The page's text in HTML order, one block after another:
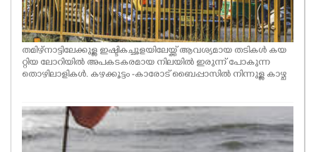
തമിഴ്നാട്ടിലേക്കുള്ള ഇഷ്ടികച്ചൂളയിലേയ്ക്ക് ആവശ്യമായ തടികൾ കയ
റ്റിയ ലോറിയിൽ അപകടകരമായ നിലയിൽ ഇരുന്ന് പോകുന്ന
തൊഴിലാളികൾ. കഴക്കൂട്ടം -കാരോട് ബൈപ്പാസിൽ നിന്നുള്ള കാഴ്ച